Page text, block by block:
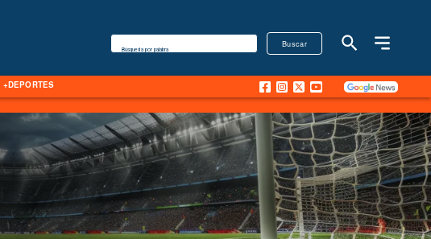
+DEPORTES
Buscar
Búsqueda por palabra